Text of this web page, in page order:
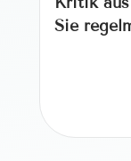
Sie